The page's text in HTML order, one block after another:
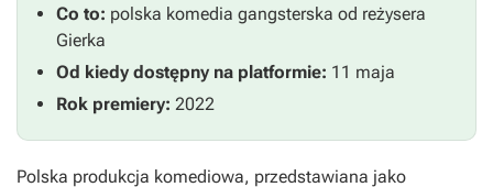
Co to: polska komedia gangsterska od reżysera
Gierka
Od kiedy dostępny na platformie: 11 maja
Rok premiery: 2022
Polska produkcja komediowa, przedstawiana jako